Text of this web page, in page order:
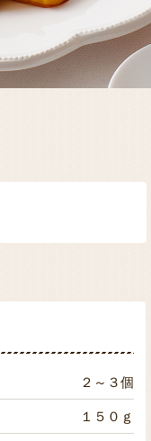
２～３個
１５０ｇ